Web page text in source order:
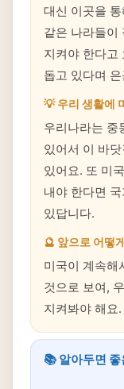
대신 이곳을
같은 나라들이
지켜야 한다고
돕고 있다며
💡 우리 생활에
우리나라는 중
있어서 이 바
있어요. 또 미
내야 한다면
있답니다.
🔮 앞으로 어떻
미국이 계속해
것으로 보여,
지켜봐야 해요.
📚 알아두면 좋